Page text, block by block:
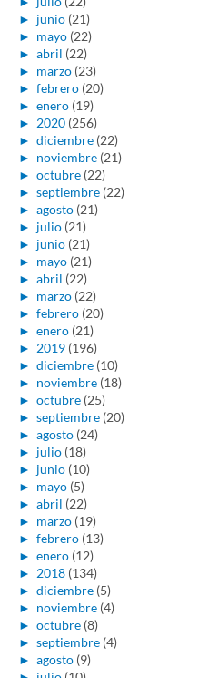
► junio (21)
► mayo (22)
► abril (22)
► marzo (23)
► febrero (20)
► enero (19)
► 2020 (256)
► diciembre (22)
► noviembre (21)
► octubre (22)
► septiembre (22)
► agosto (21)
► julio (21)
► junio (21)
► mayo (21)
► abril (22)
► marzo (22)
► febrero (20)
► enero (21)
► 2019 (196)
► diciembre (10)
► noviembre (18)
► octubre (25)
► septiembre (20)
► agosto (24)
► julio (18)
► junio (10)
► mayo (5)
► abril (22)
► marzo (19)
► febrero (13)
► enero (12)
► 2018 (134)
► diciembre (5)
► noviembre (4)
► octubre (8)
► septiembre (4)
► agosto (9)